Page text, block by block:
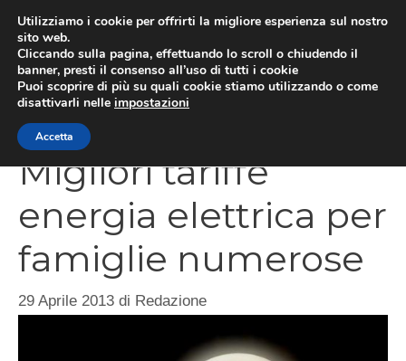
contenuto
Migliori tariffe
energia elettrica per
famiglie numerose
29 Aprile 2013 di Redazione
Utilizziamo i cookie per offrirti la migliore esperienza sul nostro
sito web.
Cliccando sulla pagina, effettuando lo scroll o chiudendo il
banner, presti il consenso all’uso di tutti i cookie
Puoi scoprire di più su quali cookie stiamo utilizzando o come
disattivarli nelle impostazioni
Accetta